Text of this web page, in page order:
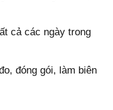
cả các ngày trong
đóng gói, làm biên